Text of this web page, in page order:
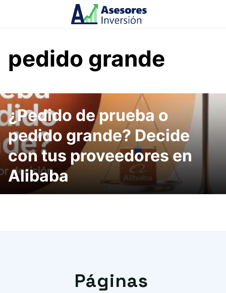
pedido grande
¿Pedido de prueba o
pedido grande? Decide
con tus proveedores en
Alibaba
Páginas